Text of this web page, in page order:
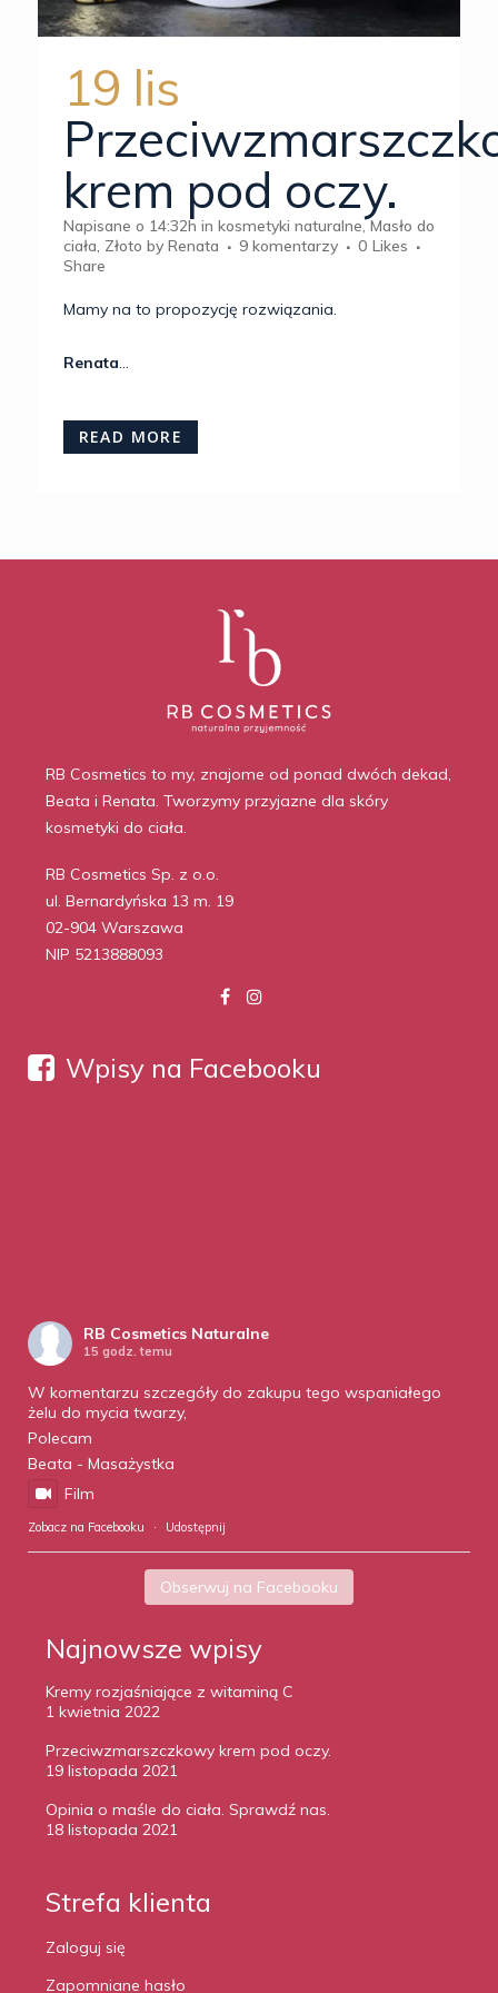
19 lis
krem pod oczy.
Napisane o 14:32h in kosmetyki naturalne,Masło do
ciała, Złoto by Renata 9 komentarzy 0 Likes
Share
Mamy na to propozycję rozwiązania.
Renata...
READ MORE
RB Cosmetics to my, znajome od ponad dwóch dekad,
Beata i Renata. Tworzymy przyjazne dla skóry
kosmetyki do ciała.
RB Cosmetics Sp. z o.o.
ul. Bernardyńska 13 m. 19
02-904 Warszawa
NIP 5213888093
Wpisy na Facebooku
RB Cosmetics Naturalne
15 godz. temu
W komentarzu szczegóły do zakupu tego wspaniałego
żelu do mycia twarzy,
Polecam
Beata - Masażystka
Film
Zobacz na Facebooku · Udostępnij
Obserwuj na Facebooku
Najnowsze wpisy
Kremy rozjaśniające z witaminą C
1 kwietnia 2022
Przeciwzmarszczkowy krem pod oczy.
19 listopada 2021
Opinia o maśle do ciała. Sprawdź nas.
18 listopada 2021
Strefa klienta
Zaloguj się
Zapomniane hasło